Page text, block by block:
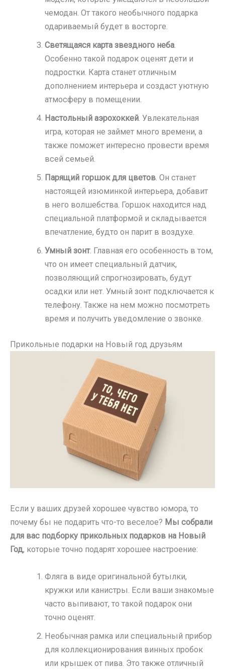
чемодан. От такого необычного подарка
одариваемый будет в восторге.
Светящаяся карта звездного неба
Особенно такой подарок оценят дети и
подростки. Карта станет отличным
дополнением интерьера и создаст уютную
атмосферу в помещении.
Настольный аэрохоккей . Увлекательная
игра, которая не займет много времени, а
также поможет интересно провести время
всей семьей.
Парящий горшок для цветов . Он станет
настоящей изюминкой интерьера, добавит
в него волшебства. Горшок находится над
специальной платформой и складывается
впечатление, будто он парит в воздухе.
Умный зонт. Главная его особенность в том,
что он имеет специальный датчик,
позволяющий спрогнозировать, будут
осадки или нет. Умный зонт подключается к
телефону. Также на нем можно посмотреть
время и получить уведомление о звонке.
Прикольные подарки на Новый год друзьям
Если у ваших друзей хорошее чувство юмора, то
почему бы не подарить что-то веселое? Мы собрали
для вас подборку прикольных подарков на Новый
Год, которые точно подарят хорошее настроение:
Фляга в виде оригинальной бутылки,
кружки или канистры. Если ваши знакомые
часто выпивают, то такой подарок они
точно оценят.
Необычная рамка или специальный прибор
для коллекционирования винных пробок
или крышек от пива. Это также отличный